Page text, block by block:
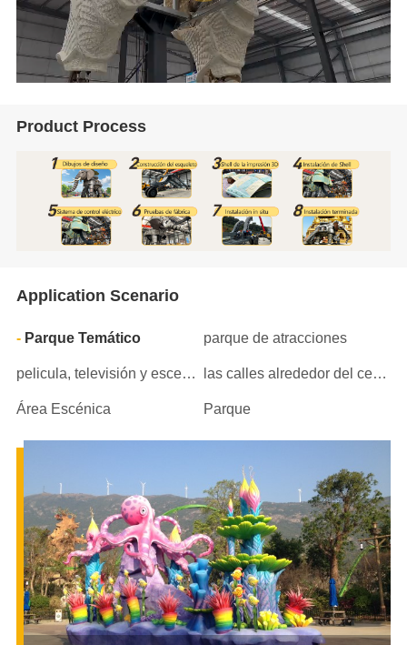
Product Process
Application Scenario
Parque Temático parque de atracciones
pelicula, televisión y escenario las calles alrededor del centro comercial
Área Escénica Parque